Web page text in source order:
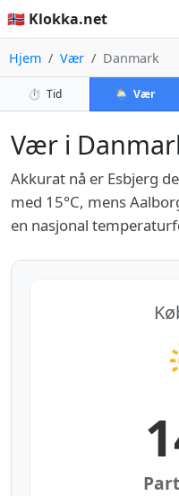
🇳🇴 Klokka.net
Hjem Vær Danmark
⏱️ Tid 🌦️ Vær
Vær i
Akkurat nå er Esbjerg
med 15°C, mens
en nasjonal